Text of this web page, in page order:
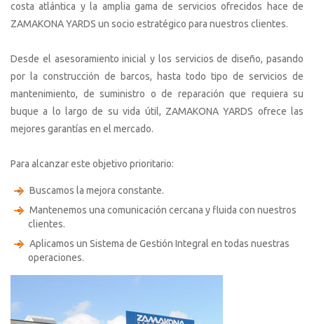
costa atlántica y la amplia gama de servicios ofrecidos hace de
ZAMAKONA YARDS un socio estratégico para nuestros clientes.
Desde el asesoramiento inicial y los servicios de diseño, pasando
por la construcción de barcos, hasta todo tipo de servicios de
mantenimiento, de suministro o de reparación que requiera su
buque a lo largo de su vida útil, ZAMAKONA YARDS ofrece las
mejores garantías en el mercado.
Para alcanzar este objetivo prioritario:
Buscamos la mejora constante.
Mantenemos una comunicación cercana y fluida con nuestros
clientes.
Aplicamos un Sistema de Gestión Integral en todas nuestras
operaciones.